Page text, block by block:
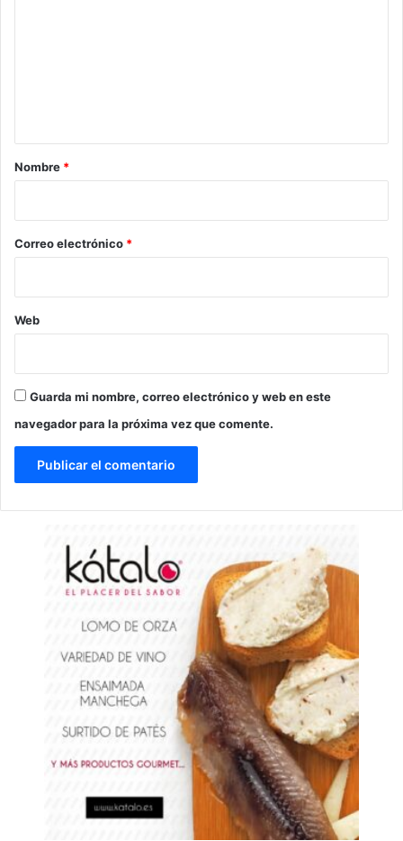
r
*
Nombre *
Correo electrónico *
Web
Guarda mi nombre, correo electrónico y web en este
navegador para la próxima vez que comente.